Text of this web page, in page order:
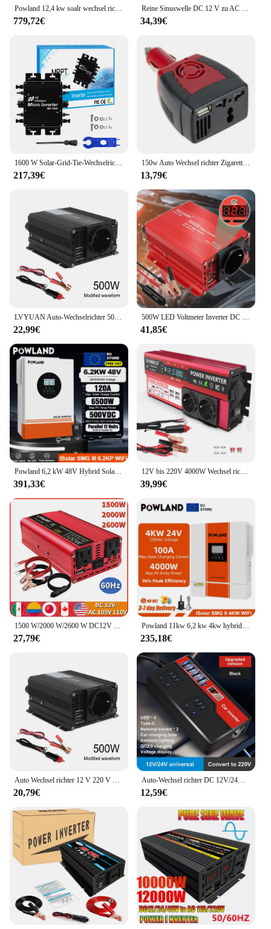
Powland 12,4 kw soalr wechsel richter mppt 120a ladegerät pv eingang 500vdc 13000w 220vac 48vdc reiner sinus wellen wechsel richter dc/ac mit wifi bms
779,72€
Reine Sinuswelle DC 12 V zu AC 230 V 1000 W/1500 W/2200 W 50 Hz/60 Hz Auto-Wechselrichter mit 4,2 A Dual-USB-Aufladung EU/Universal-Buchse
34,39€
1600 W Solar-Grid-Tie-Wechselrichter mit intelligenter WiFi-Funktion DC 22–50 V AC für 60/72 Zellen Solar-PV-Grid-Tie-Mikro-Wechselrichter
217,39€
150w Auto Wechsel richter Zigaretten anzünder Auto ladegerät USB 12V DC bis 220V AC Konverter Adapter Auto Konverter
13,79€
22,99€ 41,85€
391,33€
12V bis 220V 4000W Wechsel richter LCD-Display EU-Buchse Solar Wechsel richter Dual USB Schnell ladung für Telefon Laptops Auto
39,99€
27,79€
Powland 11kw 6,2 kw 4kw hybrid solar wechsel richter 48v 24v 230v mit max 160a 120a mppt laderegler pv max 500v unterstützung bms eu
235,18€
20,79€
Auto-Wechsel richter DC 12V/24V bis AC 220V Auto-Stromrichter 2000W mit 4 USB-Anschlüssen Buchse Digital anzeige Auto-Netzteile
12,59€